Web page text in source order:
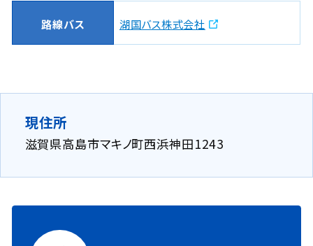
路線バス 湖国バス株式会社
現住所
滋賀県高島市マキノ町西浜神田1243